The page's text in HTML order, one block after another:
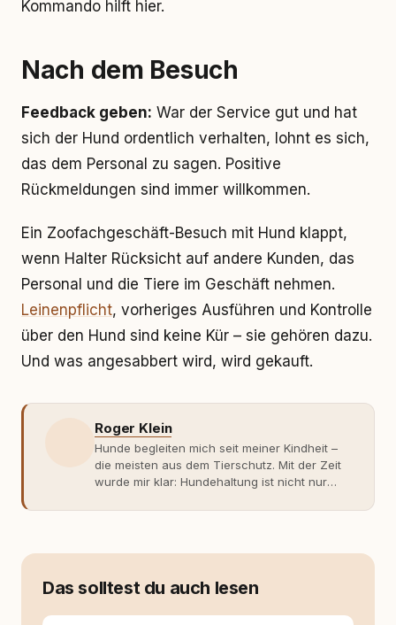
Kommando hilft hier.
Nach dem Besuch
Feedback geben: War der Service gut und hat
sich der Hund ordentlich verhalten, lohnt es sich,
das dem Personal zu sagen. Positive
Rückmeldungen sind immer willkommen.
Ein Zoofachgeschäft-Besuch mit Hund klappt,
wenn Halter Rücksicht auf andere Kunden, das
Personal und die Tiere im Geschäft nehmen.
Leinenpflicht, vorheriges Ausführen und Kontrolle
über den Hund sind keine Kür – sie gehören dazu.
Und was angesabbert wird, wird gekauft.
Roger Klein
Hunde begleiten mich seit meiner Kindheit –
die meisten aus dem Tierschutz. Mit der Zeit
wurde mir klar: Hundehaltung ist nicht nur
Fachwissen. Der Wendepunkt kam mit meinem
moderner Hundeerziehung
entsteht echte Bindung dort, wo Verständnis
Das solltest du auch lesen